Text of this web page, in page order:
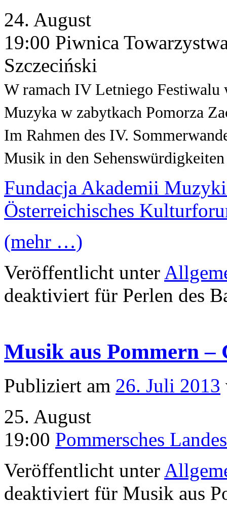
24. August
19:00 Piwnica
Szczeciński
W ramach IV Letniego Festiwalu
Muzyka w zabytkach Pomorza
Im Rahmen des IV.
Musik in den
Fundacja Akademii
Österreichisches
(mehr …)
Veröffentlicht unter
deaktiviert für Perlen des
Musik aus Pommern –
Publiziert am 26. Juli 2013
25. August
19:00 Pommersches
Veröffentlicht unter
deaktiviert für Musik aus